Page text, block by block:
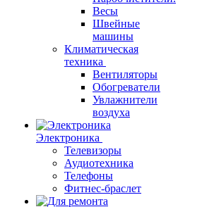
Весы
Швейные
машины
Климатическая
техника
Вентиляторы
Обогреватели
Увлажнители
воздуха
Электроника
Телевизоры
Аудиотехника
Телефоны
Фитнес-браслет